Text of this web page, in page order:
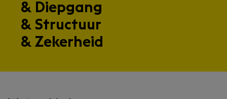
& Diepgang
& Structuur
& Zekerheid